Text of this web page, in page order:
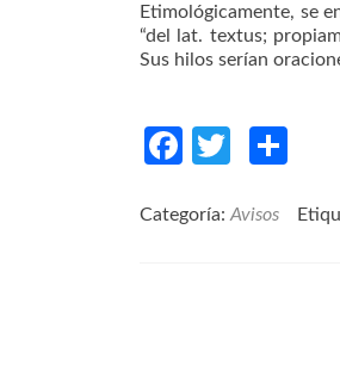
Etimológicamente, se
“del lat. textus;
Sus hilos serían
Facebook
Twitter
Categoría: Avisos